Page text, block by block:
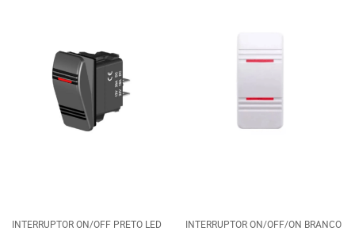
INTERRUPTOR ON/OFF PRETO LED
INTERRUPTOR ON/OFF/ON BRANCO